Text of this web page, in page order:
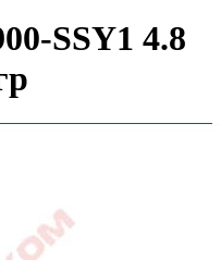
SSY1 4.8